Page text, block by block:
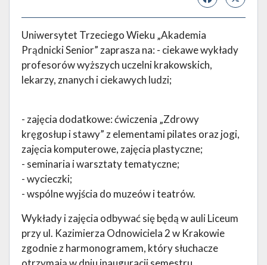
Uniwersytet Trzeciego Wieku „Akademia
Prądnicki Senior” zaprasza na: - ciekawe wykłady
profesorów wyższych uczelni krakowskich,
lekarzy, znanych i ciekawych ludzi;
- zajęcia dodatkowe: ćwiczenia „Zdrowy
kręgosłup i stawy” z elementami pilates oraz jogi,
zajęcia komputerowe, zajęcia plastyczne;
- seminaria i warsztaty tematyczne;
- wycieczki;
- wspólne wyjścia do muzeów i teatrów.
Wykłady i zajęcia odbywać się będą w auli Liceum
przy ul. Kazimierza Odnowiciela 2 w Krakowie
zgodnie z harmonogramem, który słuchacze